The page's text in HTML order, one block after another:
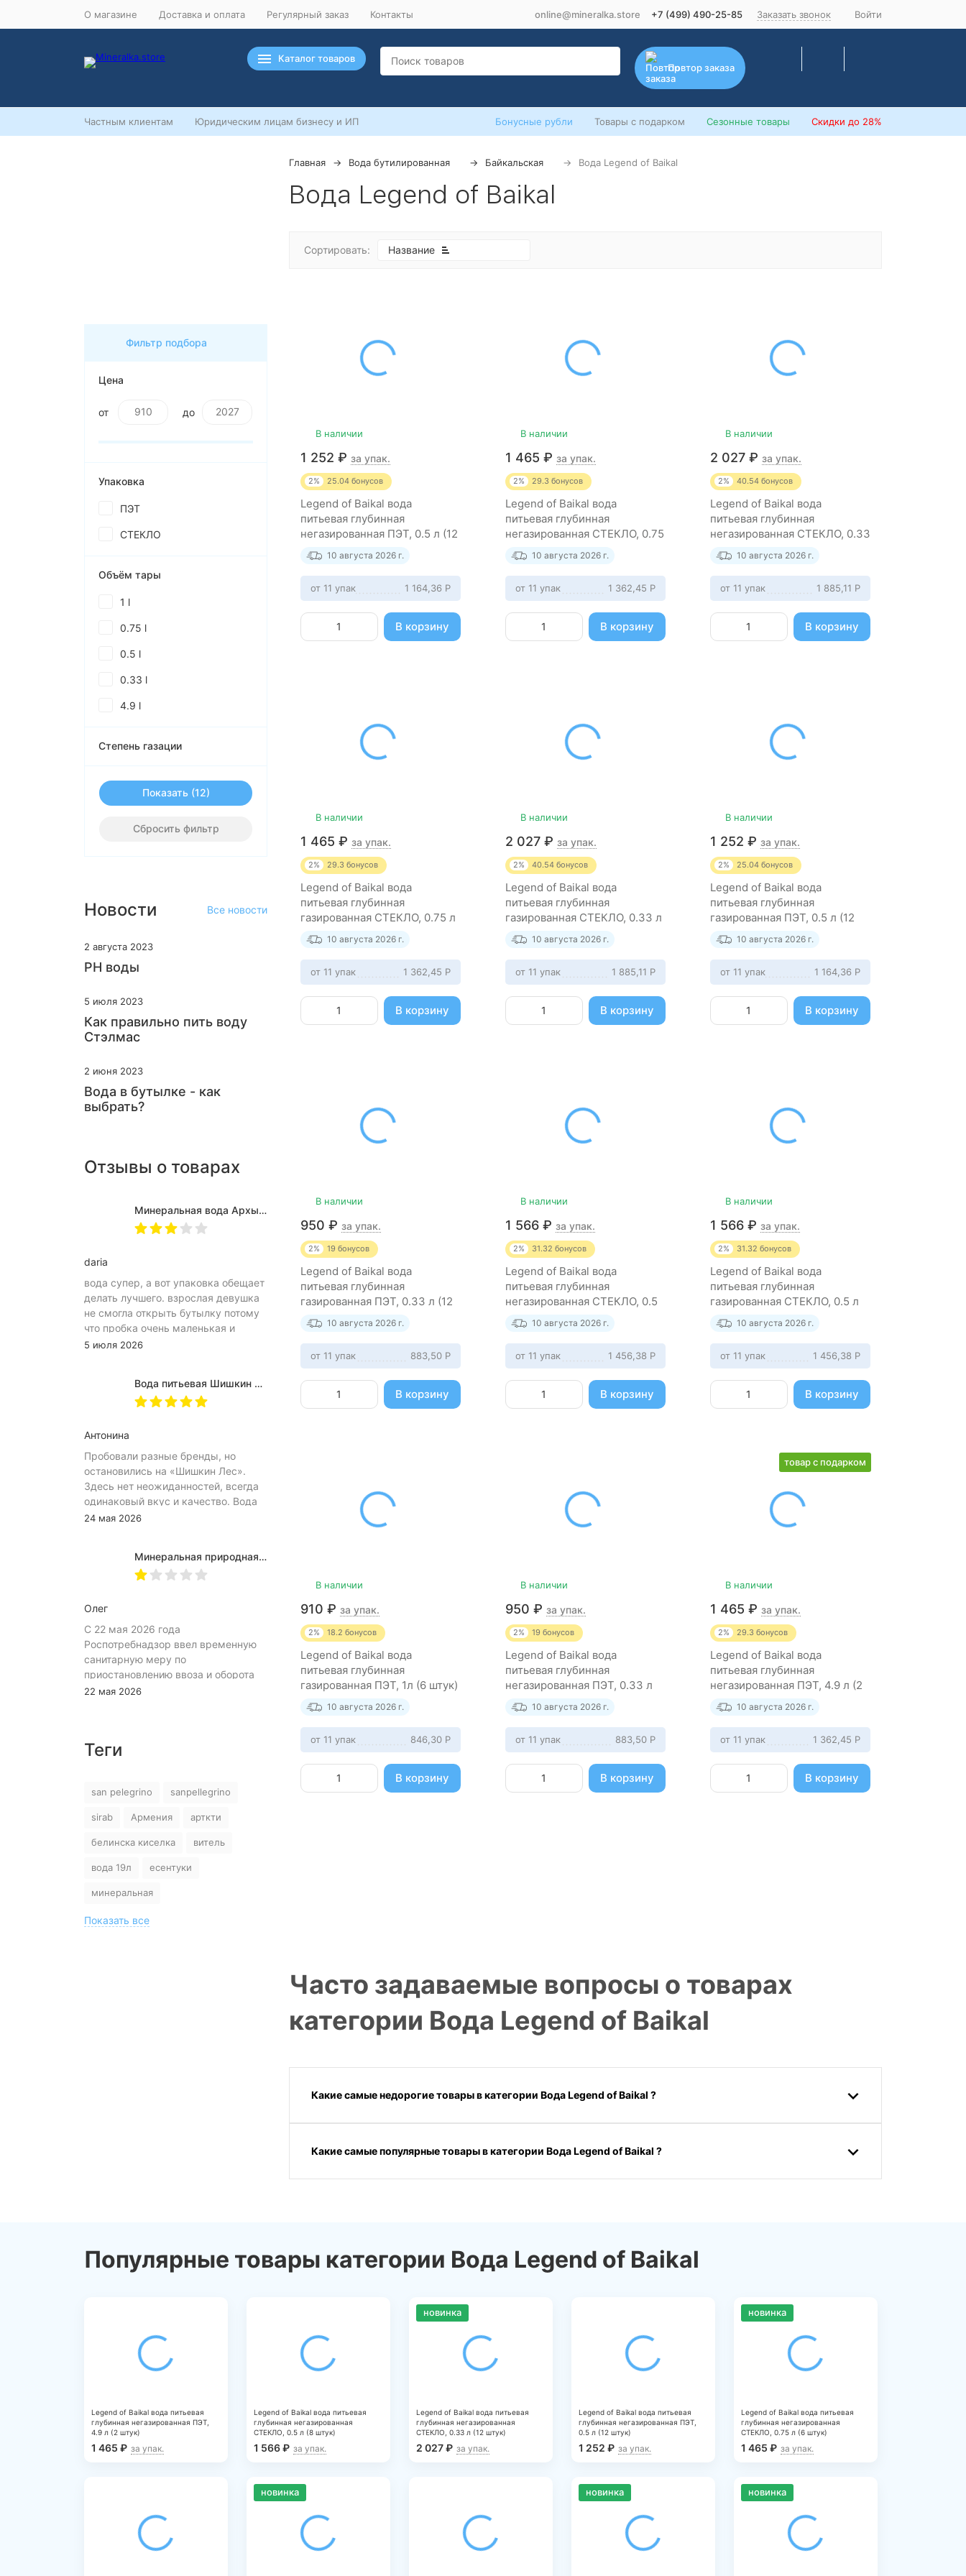
О магазине Доставка и оплата Регулярный заказ Контакты online@mineralka.store +7 (499) 490-25-85 Заказать звонок Войти
Каталог товаров
Повтор заказа
Частным клиентам Юридическим лицам бизнесу и ИП Бонусные рубли Товары с подарком Сезонные товары Скидки до 28%
Главная Вода бутилированная Байкальская Вода Legend of Baikal
Вода Legend of Baikal
Сортировать: Название
В наличии
1 252 ₽ за упак.
2% 25.04 бонусов
Legend of Baikal вода
питьевая глубинная
негазированная ПЭТ, 0.5 л (12
штук)10 августа 2026 г.
от 11 упак 1 164,36 Р
В корзину
В наличии
1 465 ₽ за упак.
2% 29.3 бонусов
Legend of Baikal вода
питьевая глубинная
негазированная СТЕКЛО, 0.75
л (6 штук)10 августа 2026 г.
от 11 упак 1 362,45 Р
В корзину
В наличии
2 027 ₽ за упак.
2% 40.54 бонусов
Legend of Baikal вода
питьевая глубинная
негазированная СТЕКЛО, 0.33
л (12 штук)10 августа 2026 г.
от 11 упак 1 885,11 Р
В корзину
В наличии
1 465 ₽ за упак.
2% 29.3 бонусов
Legend of Baikal вода
питьевая глубинная
газированная СТЕКЛО, 0.75 л
(6 штук)10 августа 2026 г.
от 11 упак 1 362,45 Р
В корзину
В наличии
2 027 ₽ за упак.
2% 40.54 бонусов
Legend of Baikal вода
питьевая глубинная
газированная СТЕКЛО, 0.33 л
(12 штук)10 августа 2026 г.
от 11 упак 1 885,11 Р
В корзину
В наличии
1 252 ₽ за упак.
2% 25.04 бонусов
Legend of Baikal вода
питьевая глубинная
газированная ПЭТ, 0.5 л (12
штук)10 августа 2026 г.
от 11 упак 1 164,36 Р
В корзину
В наличии
950 ₽ за упак.
2% 19 бонусов
Legend of Baikal вода
питьевая глубинная
газированная ПЭТ, 0.33 л (12
штук)10 августа 2026 г.
от 11 упак 883,50 Р
В корзину
В наличии
1 566 ₽ за упак.
2% 31.32 бонусов
Legend of Baikal вода
питьевая глубинная
негазированная СТЕКЛО, 0.5
л (8 штук)10 августа 2026 г.
от 11 упак 1 456,38 Р
В корзину
В наличии
1 566 ₽ за упак.
2% 31.32 бонусов
Legend of Baikal вода
питьевая глубинная
газированная СТЕКЛО, 0.5 л
(8 штук)10 августа 2026 г.
от 11 упак 1 456,38 Р
В корзину
В наличии
910 ₽ за упак.
2% 18.2 бонусов
Legend of Baikal вода
питьевая глубинная
газированная ПЭТ, 1л (6 штук)
10 августа 2026 г.
от 11 упак 846,30 Р
В корзину
В наличии
950 ₽ за упак.
2% 19 бонусов
Legend of Baikal вода
питьевая глубинная
негазированная ПЭТ, 0.33 л
(12 штук)10 августа 2026 г.
от 11 упак 883,50 Р
В корзину
товар с подарком
В наличии
1 465 ₽ за упак.
2% 29.3 бонусов
Legend of Baikal вода
питьевая глубинная
негазированная ПЭТ, 4.9 л (2
штук)10 августа 2026 г.
от 11 упак 1 362,45 Р
В корзину
Часто задаваемые вопросы о товарах
категории Вода Legend of Baikal
Какие самые недорогие товары в категории Вода Legend of Baikal ?
Какие самые популярные товары в категории Вода Legend of Baikal ?
Фильтр подбора
Цена
от до
Упаковка
ПЭТ
СТЕКЛО
Объём тары
1 l
0.75 l
0.5 l
0.33 l
4.9 l
Степень газации
Показать
Сбросить фильтр
Новости Все новости
2 августа 2023
PH воды
5 июля 2023
Как правильно пить воду
Стэлмас
2 июня 2023
Вода в бутылке - как
выбрать?
Отзывы о товарах
Минеральная вода Архыз Vita негазированная, ПЭТ 0.5 л (12 штук)
daria
вода супер, а вот упаковка обещает
делать лучшего. взрослая девушка
не смогла открыть бутылку потому
что пробка очень маленькая и
неудобное расположение
затрудняет открытию бутылка.
Плюс рубцы на пробке мелкие, что
5 июля 2026
Вода питьевая Шишкин лес в (одноразовой) таре 19 литров
Антонина
Пробовали разные бренды, но
остановились на «Шишкин Лес».
Здесь нет неожиданностей, всегда
одинаковый вкус и качество. Вода
хорошо идёт и холодной, и
подходит. Это, наверное, главный
показатель.
24 мая 2026
Минеральная природная вода Jermuk / Джермук газированная, Пэт (1,0л*6шт)
Олег
С 22 мая 2026 года
Роспотребнадзор ввел временную
санитарную меру по
приостановлению ввоза и оборота
на территории Российской
вода «Джермук», изготовитель ЗАО
информации, указанной в
нарушением требований пункта 10
раздела 3 ТР ЕАЭС 044/2017 «О
воды, включая природную
выявлено превышение содержания
гидрокарбоната – иона, хлоридов и
сульфатов. Введение в заблуждение
22 мая 2026
Теги
san pelegrino sanpellegrino
sirab Армения арткти
белинска киселка витель
вода 19л есентуки
минеральная
Показать все
Популярные товары категории Вода Legend of Baikal
Legend of Baikal вода питьевая
глубинная негазированная ПЭТ,
4.9 л (2 штук)
1 465 ₽ за упак.
Legend of Baikal вода питьевая
глубинная негазированная
СТЕКЛО, 0.5 л (8 штук)
1 566₽ за упак.
новинка
Legend of Baikal вода питьевая
глубинная негазированная
СТЕКЛО, 0.33 л (12 штук)
2 027₽ за упак.
Legend of Baikal вода питьевая
глубинная негазированная ПЭТ,
0.5 л (12 штук)
1 252 ₽ за упак.
новинка
Legend of Baikal вода питьевая
глубинная негазированная
СТЕКЛО, 0.75 л (6 штук)
1 465 ₽ за упак.
новинка новинка новинка